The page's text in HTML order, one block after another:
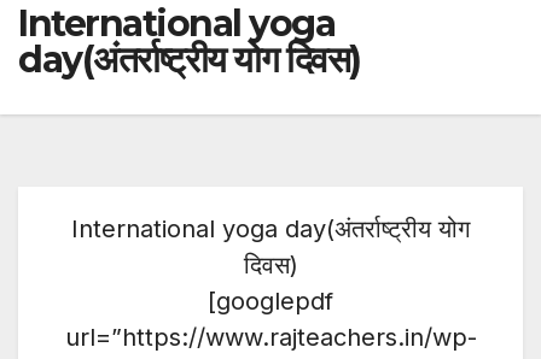
International yoga
day(अंतर्राष्ट्रीय योग दिवस)
International yoga day(अंतर्राष्ट्रीय योग
दिवस)
[googlepdf
url=”https://www.rajteachers.in/wp-